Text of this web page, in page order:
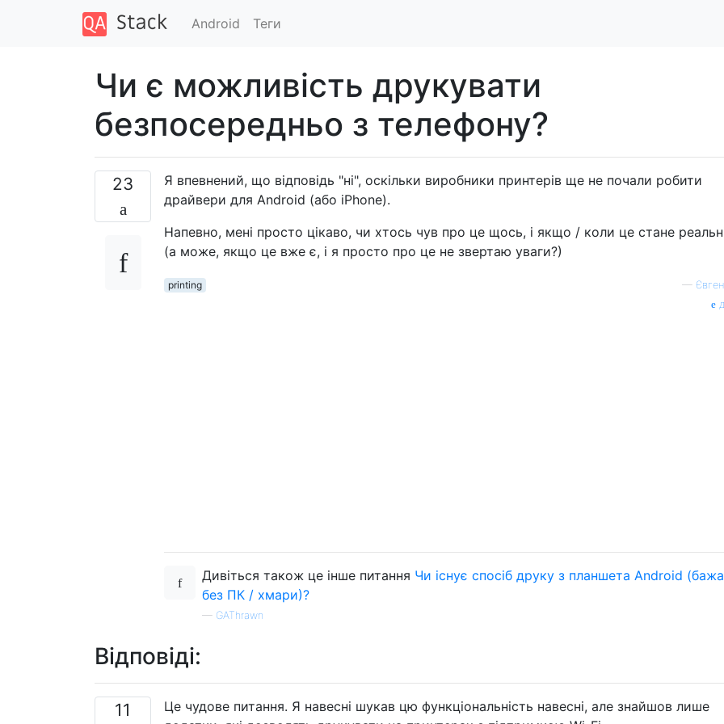
Android Теги
Чи є можливість друкувати
безпосередньо з телефону?
23
Я впевнений, що відповідь "ні", оскільки виробники принтерів ще не почали робити
драйвери для Android (або iPhone).
Напевно, мені просто цікаво, чи хтось чув про це щось, і якщо / коли це стане
(а може, якщо це вже є, і я просто про це не звертаю уваги?)
printing —
Дивіться також це інше питання Чи існує спосіб друку з планшета Android
без ПК / хмари)?
— GAThrawn
Відповіді:
11
Це чудове питання. Я навесні шукав цю функціональність навесні, але знайшов лише